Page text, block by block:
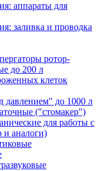
аппараты для
заливка и проводка
ротор-
до 200 л
клеток
давлением" до 1000 л
("стомакер")
для работы с
и аналоги)